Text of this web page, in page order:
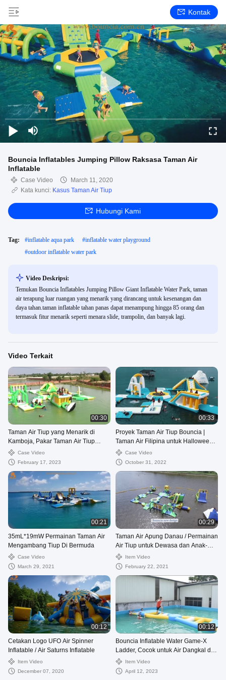
Kontak
Bouncia Inflatables Jumping Pillow Raksasa Taman Air
Inflatable
Case Video
March 11, 2020
Kata kunci: Kasus Taman Air Tiup
Hubungi Kami
Tag: #inflatable aqua park #inflatable water playground
#outdoor inflatable water park
Video Deskripsi:
Temukan Bouncia Inflatables Jumping Pillow Giant Inflatable Water Park, taman
air terapung luar ruangan yang menarik yang dirancang untuk kesenangan dan
daya tahan.taman inflatable tahan panas dapat menampung hingga 85 orang dan
termasuk fitur menarik seperti menara slide, trampolin, dan banyak lagi.
Video Terkait
00:30
Taman Air Tiup yang Menarik di
Kamboja, Pakar Taman Air Tiup
Khusus Bouncia
Case Video
February 17, 2023
00:33
Proyek Taman Air Tiup Bouncia |
Taman Air Filipina untuk Halloween,
Obral Permainan Air
Case Video
October 31, 2022
00:21
35mL*19mW Permainan Taman Air
Mengambang Tiup Di Bermuda
Case Video
March 29, 2021
00:29
Taman Air Apung Danau / Permainan
Air Tiup untuk Dewasa dan Anak-
anakItem Video
February 22, 2021
00:12
Cetakan Logo UFO Air Spinner
Inflatable / Air Saturns Inflatable
Item Video
December 07, 2020
00:12
Bouncia Inflatable Water Game-X
Ladder, Cocok untuk Air Dangkal dan
DalamItem Video
April 12, 2023